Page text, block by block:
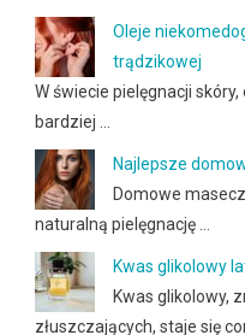
Oleje
trądzikowej
W świecie pielęgnacji
bardziej …
Najlepsze
Domowe
naturalną pielęgnację …
Kwas glikolowy
Kwas glikolowy,
złuszczających, staje się